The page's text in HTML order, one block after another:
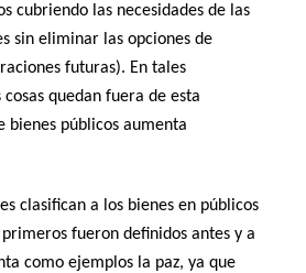
cubriendo las necesidades de las
sin eliminar las opciones de
futuras). En tales
quedan fuera de esta
bienes públicos aumenta
a los bienes en públicos
fueron definidos antes y a
como ejemplos la paz, ya que